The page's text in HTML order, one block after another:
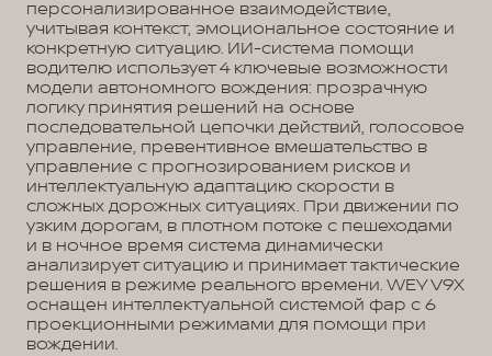
персонализированное взаимодействие,
учитывая контекст, эмоциональное состояние и
конкретную ситуацию. ИИ-система помощи
водителю использует 4 ключевые возможности
модели автономного вождения: прозрачную
логику принятия решений на основе
последовательной цепочки действий, голосовое
управление, превентивное вмешательство в
управление с прогнозированием рисков и
интеллектуальную адаптацию скорости в
сложных дорожных ситуациях. При движении по
узким дорогам, в плотном потоке с пешеходами
и в ночное время система динамически
анализирует ситуацию и принимает тактические
решения в режиме реального времени. WEY V9X
оснащен интеллектуальной системой фар с 6
проекционными режимами для помощи при
вождении.